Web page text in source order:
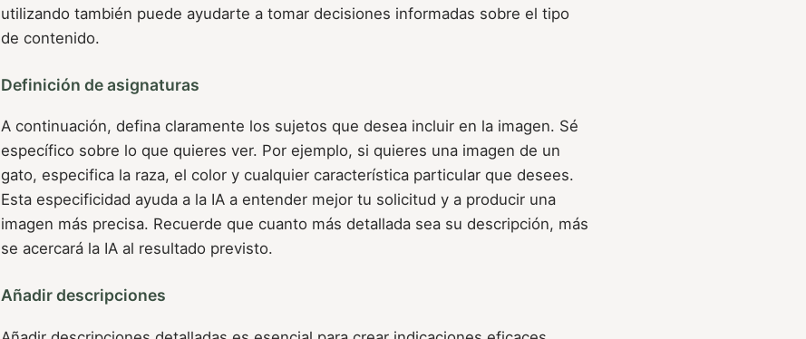
utilizando también puede ayudarte a tomar decisiones informadas sobre el tipo
de contenido.
Definición de asignaturas
A continuación, defina claramente los sujetos que desea incluir en la imagen. Sé
específico sobre lo que quieres ver. Por ejemplo, si quieres una imagen de un
gato, especifica la raza, el color y cualquier característica particular que desees.
Esta especificidad ayuda a la IA a entender mejor tu solicitud y a producir una
imagen más precisa. Recuerde que cuanto más detallada sea su descripción, más
se acercará la IA al resultado previsto.
Añadir descripciones